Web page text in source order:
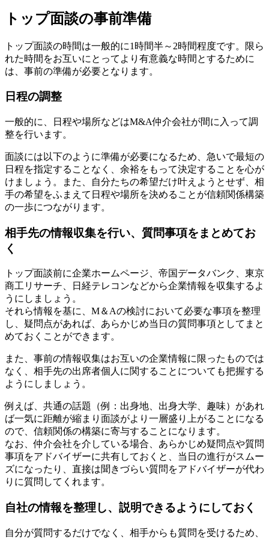
トップ面談の事前準備
トップ面談の時間は一般的に1時間半～2時間程度です。限ら
れた時間をお互いにとってより有意義な時間とするために
は、事前の準備が必要となります。
日程の調整
一般的に、日程や場所などはM&A仲介会社が間に入って調
整を行います。
面談には以下のように準備が必要になるため、急いで最短の
日程を指定することなく、余裕をもって決定することを心が
けましょう。また、自分たちの希望だけ叶えようとせず、相
手の希望をふまえて日程や場所を決めることが信頼関係構築
の一歩につながります。
相手先の情報収集を行い、質問事項をまとめてお
く
トップ面談前に企業ホームページ、帝国データバンク、東京
商工リサーチ、日経テレコンなどから企業情報を収集するよ
うにしましょう。
それら情報を基に、M＆Aの検討において必要な事項を整理
し、疑問点があれば、あらかじめ当日の質問事項としてまと
めておくことができます。
また、事前の情報収集はお互いの企業情報に限ったものでは
なく、相手先の出席者個人に関することについても把握する
ようにしましょう。
例えば、共通の話題（例：出身地、出身大学、趣味）があれ
ば一気に距離が縮まり面談がより一層盛り上がることになる
ので、信頼関係の構築に寄与することになります。
なお、仲介会社を介している場合、あらかじめ疑問点や質問
事項をアドバイザーに共有しておくと、当日の進行がスムー
ズになったり、直接は聞きづらい質問をアドバイザーが代わ
りに質問してくれます。
自社の情報を整理し、説明できるようにしておく
自分が質問するだけでなく、相手からも質問を受けるため、